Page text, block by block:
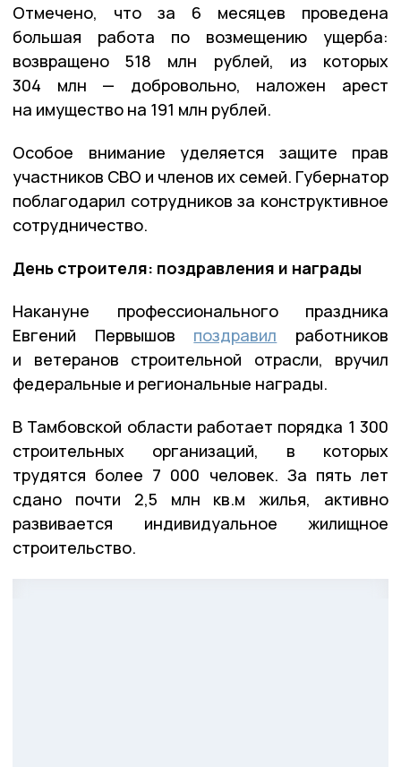
Отмечено, что за 6 месяцев проведена
большая работа по возмещению ущерба:
возвращено 518 млн рублей, из которых
304 млн — добровольно, наложен арест
на имущество на 191 млн рублей.
Особое внимание уделяется защите прав
участников СВО и членов их семей. Губернатор
поблагодарил сотрудников за конструктивное
сотрудничество.
День строителя: поздравления и награды
Накануне профессионального праздника
Евгений Первышов поздравил работников
и ветеранов строительной отрасли, вручил
федеральные и региональные награды.
В Тамбовской области работает порядка 1 300
строительных организаций, в которых
трудятся более 7 000 человек. За пять лет
сдано почти 2,5 млн кв.м жилья, активно
развивается индивидуальное жилищное
строительство.